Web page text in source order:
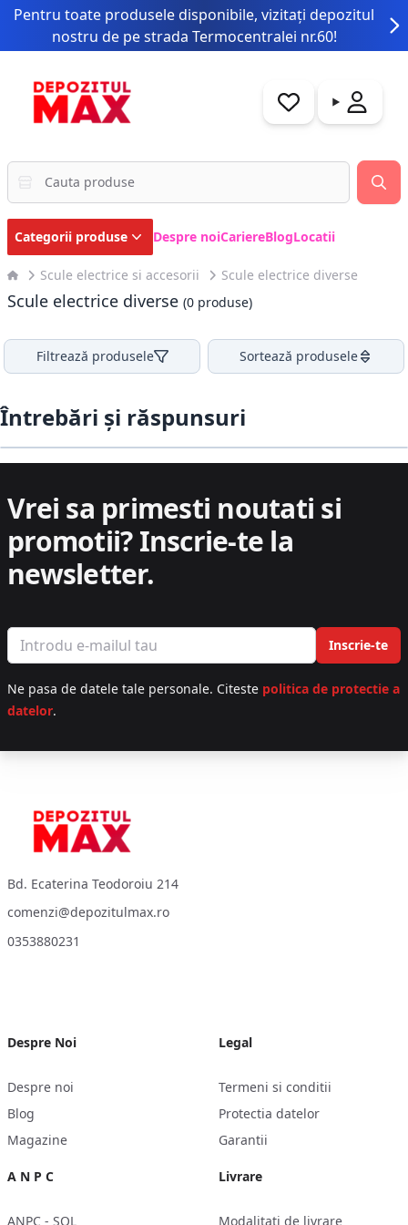
Pentru toate produsele disponibile, vizitați depozitul
nostru de pe strada Termocentralei nr.60!
Categorii produse Despre noiCariereBlogLocatii
Scule electrice si accesorii Scule electrice diverse
Scule electrice diverse (0 produse)
Filtrează produsele Sortează produsele
Întrebări și răspunsuri
Vrei sa primesti noutati si
promotii? Inscrie-te la
newsletter.
Email address Inscrie-te
Ne pasa de datele tale personale. Citeste politica de protectie a
datelor.
Bd. Ecaterina Teodoroiu 214
comenzi@depozitulmax.ro
0353880231
Despre Noi
Despre noi
Blog
Magazine
A N P C
ANPC - SOL
Legal
Termeni si conditii
Protectia datelor
Garantii
Livrare
Modalitati de livrare